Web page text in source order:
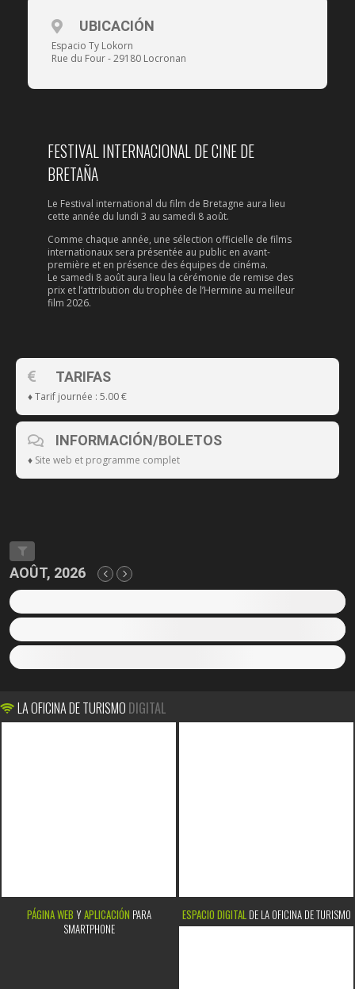
UBICACIÓN
Espacio Ty Lokorn
Rue du Four - 29180 Locronan
FESTIVAL INTERNACIONAL DE CINE DE
BRETAÑA
Le Festival international du film de Bretagne aura lieu
cette année du lundi 3 au samedi 8 août.
Comme chaque année, une sélection officielle de films
internationaux sera présentée au public en avant-
première et en présence des équipes de cinéma.
Le samedi 8 août aura lieu la cérémonie de remise des
prix et l’attribution du trophée de l’Hermine au meilleur
film 2026.
TARIFAS
♦ Tarif journée : 5.00 €
INFORMACIÓN/BOLETOS
♦ Site web et programme complet
AOÛT, 2026
LA OFICINA DE TURISMO DIGITAL
PÁGINA WEB YAPLICACIÓN PARA
SMARTPHONE
ESPACIO DIGITAL DE LA OFICINA DE TURISMO